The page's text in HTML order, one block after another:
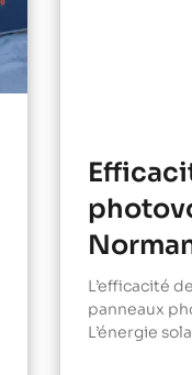
L’efficacité
panneaux
L’énergie